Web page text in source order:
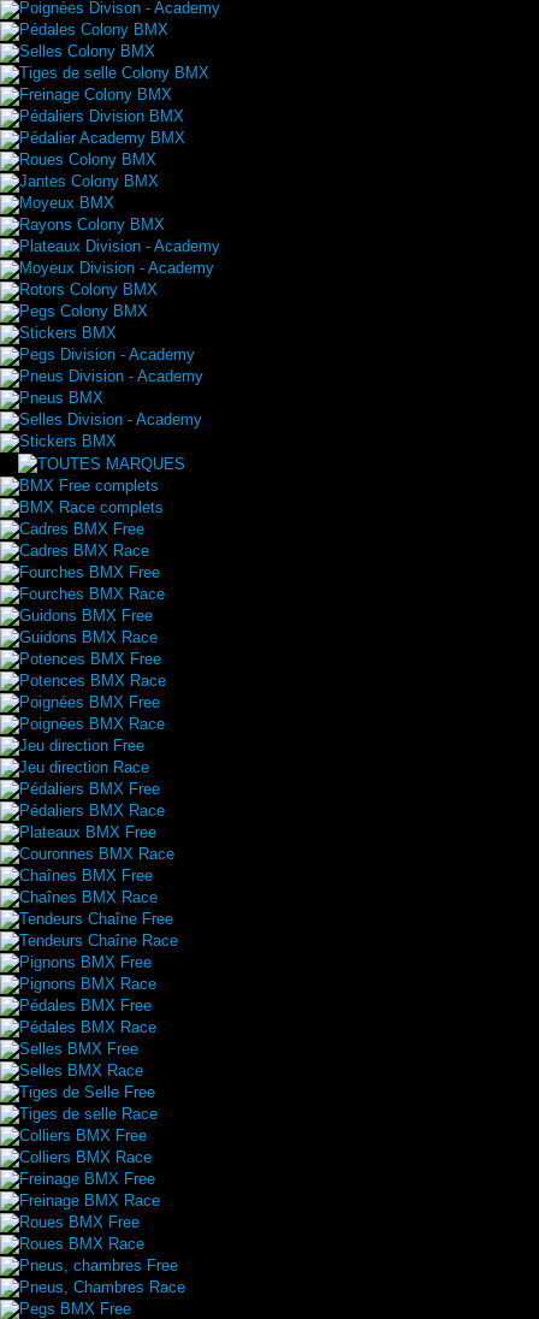
Poignées Divison - Academy
Pédales Colony BMX
Selles Colony BMX
Tiges de selle Colony BMX
Freinage Colony BMX
Pédaliers Division BMX
Pédalier Academy BMX
Roues Colony BMX
Jantes Colony BMX
Moyeux BMX
Rayons Colony BMX
Plateaux Division - Academy
Moyeux Division - Academy
Rotors Colony BMX
Pegs Colony BMX
Stickers BMX
Pegs Division - Academy
Pneus Division - Academy
Pneus BMX
Selles Division - Academy
Stickers BMX
BMX Free complets
BMX Race complets
Cadres BMX Free
Cadres BMX Race
Fourches BMX Free
Fourches BMX Race
Guidons BMX Free
Guidons BMX Race
Potences BMX Free
Potences BMX Race
Poignées BMX Free
Poignées BMX Race
Jeu direction Free
Jeu direction Race
Pédaliers BMX Free
Pédaliers BMX Race
Plateaux BMX Free
Couronnes BMX Race
Chaînes BMX Free
Chaînes BMX Race
Tendeurs Chaîne Free
Tendeurs Chaîne Race
Pignons BMX Free
Pignons BMX Race
Pédales BMX Free
Pédales BMX Race
Selles BMX Free
Selles BMX Race
Tiges de Selle Free
Tiges de selle Race
Colliers BMX Free
Colliers BMX Race
Freinage BMX Free
Freinage BMX Race
Roues BMX Free
Roues BMX Race
Pneus, chambres Free
Pneus, Chambres Race
Pegs BMX Free